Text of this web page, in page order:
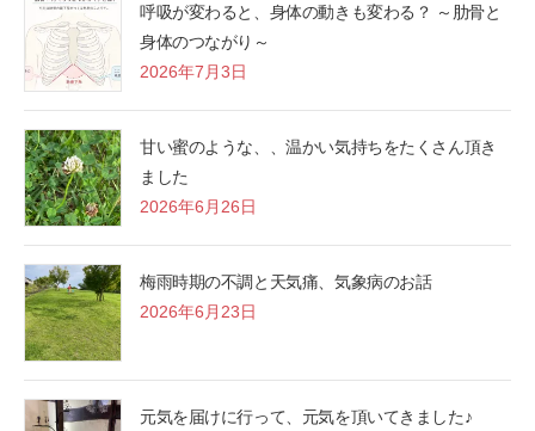
呼吸が変わると、身体の動きも変わる？ ～肋骨と
身体のつながり～
2026年7月3日
甘い蜜のような、、温かい気持ちをたくさん頂き
ました
2026年6月26日
梅雨時期の不調と天気痛、気象病のお話
2026年6月23日
元気を届けに行って、元気を頂いてきました♪